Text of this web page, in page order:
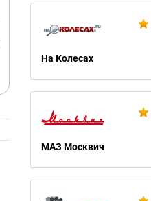
На Колесах
МАЗ Москвич